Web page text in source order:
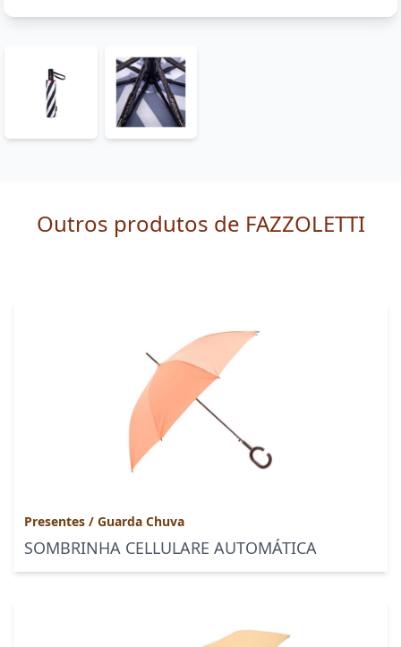
Outros produtos de FAZZOLETTI
Presentes / Guarda Chuva
SOMBRINHA CELLULARE AUTOMÁTICA